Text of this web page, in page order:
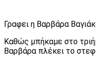
Γραφει η Βαρβάρα
Καθώς μπήκαμε στο
Βαρβάρα πλέκει το